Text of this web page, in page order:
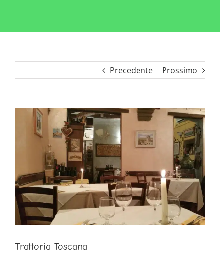
Precedente Prossimo
Ingrandisci
immagine
Trattoria Toscana